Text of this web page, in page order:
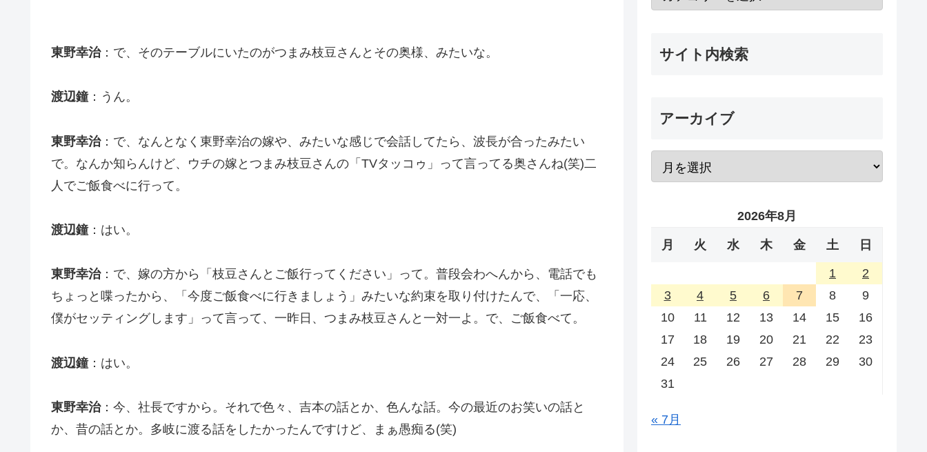
東野幸治：で、そのテーブルにいたのがつまみ枝豆さんとその奥様、みたいな。
渡辺鐘：うん。
東野幸治：で、なんとなく東野幸治の嫁や、みたいな感じで会話してたら、波長が合ったみたい
で。なんか知らんけど、ウチの嫁とつまみ枝豆さんの「TVタッコゥ」って言ってる奥さんね(笑)二
人でご飯食べに行って。
渡辺鐘：はい。
東野幸治：で、嫁の方から「枝豆さんとご飯行ってください」って。普段会わへんから、電話でも
ちょっと喋ったから、「今度ご飯食べに行きましょう」みたいな約束を取り付けたんで、「一応、
僕がセッティングします」って言って、一昨日、つまみ枝豆さんと一対一よ。で、ご飯食べて。
渡辺鐘：はい。
東野幸治：今、社長ですから。それで色々、吉本の話とか、色んな話。今の最近のお笑いの話と
か、昔の話とか。多岐に渡る話をしたかったんですけど、まぁ愚痴る(笑)
サイト内検索
アーカイブ
2026年8月
月 火 水 木 金 土 日
1
2
3
4 5 6 7 8
9
10
11 12 13 14 15
16
17
18 19 20 21 22
23
24
25 26 27 28 29
30
31
« 7月